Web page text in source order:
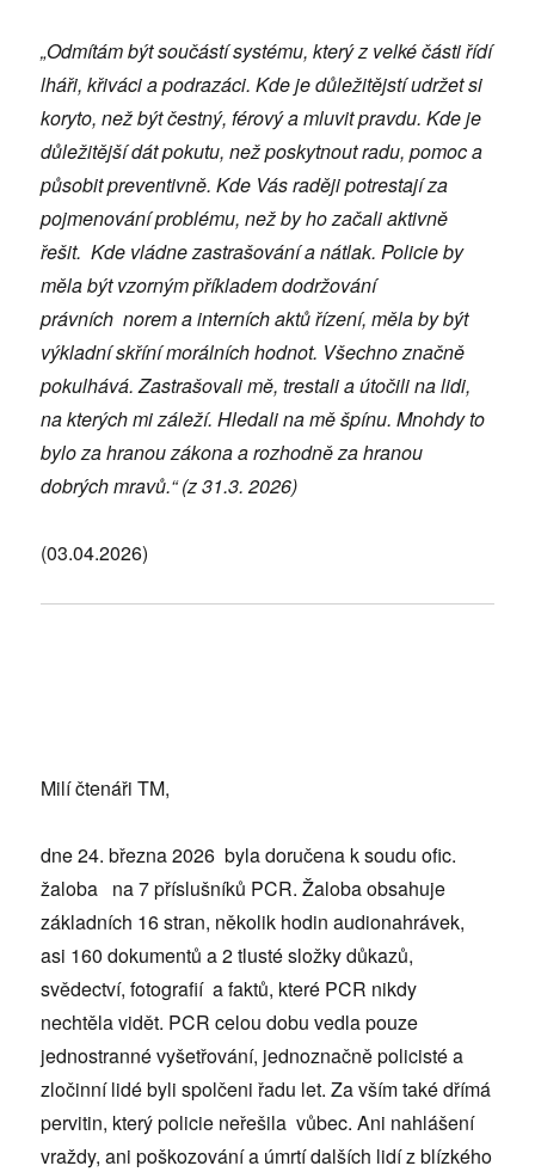
„Odmítám být součástí systému, který z velké části řídí
lháři, křiváci a podrazáci. Kde je důležitějstí udržet si
koryto, než být čestný, férový a mluvit pravdu. Kde je
důležitější dát pokutu, než poskytnout radu, pomoc a
působit preventivně. Kde Vás raději potrestají za
pojmenování problému, než by ho začali aktivně
řešit. Kde vládne zastrašování a nátlak. Policie by
měla být vzorným příkladem dodržování
právních norem a interních aktů řízení, měla by být
výkladní skříní morálních hodnot. Všechno značně
pokulhává. Zastrašovali mě, trestali a útočili na lidi,
na kterých mi záleží. Hledali na mě špínu. Mnohdy to
bylo za hranou zákona a rozhodně za hranou
dobrých mravů.“ (z 31.3. 2026)
(03.04.2026)
Milí čtenáři TM,
dne 24. března 2026 byla doručena k soudu ofic.
žaloba na 7 příslušníků PCR. Žaloba obsahuje
základních 16 stran, několik hodin audionahrávek,
asi 160 dokumentů a 2 tlusté složky důkazů,
svědectví, fotografií a faktů, které PCR nikdy
nechtěla vidět. PCR celou dobu vedla pouze
jednostranné vyšetřování, jednoznačně policisté a
zločinní lidé byli spolčeni řadu let. Za vším také dřímá
pervitin, který policie neřešila vůbec. Ani nahlášení
vraždy, ani poškozování a úmrtí dalších lidí z blízkého